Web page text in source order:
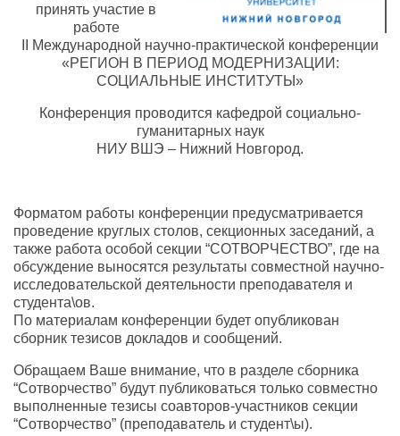
принять участие в
работе
II Международной научно-практической конференции
«РЕГИОН В ПЕРИОД МОДЕРНИЗАЦИИ:
СОЦИАЛЬНЫЕ ИНСТИТУТЫ»
Конференция проводится кафедрой социально-
гуманитарных наук
НИУ ВШЭ – Нижний Новгород.
Форматом работы конференции предусматривается
проведение круглых столов, секционных заседаний, а
также работа особой секции “СОТВОРЧЕСТВО”, где на
обсуждение выносятся результаты совместной научно-
исследовательской деятельности преподавателя и
студента\ов.
По материалам конференции будет опубликован
сборник тезисов докладов и сообщений.
Обращаем Ваше внимание, что в разделе сборника
“Сотворчество” будут публиковаться только совместно
выполненные тезисы соавторов-участников секции
“Сотворчество” (преподаватель и студент\ы).